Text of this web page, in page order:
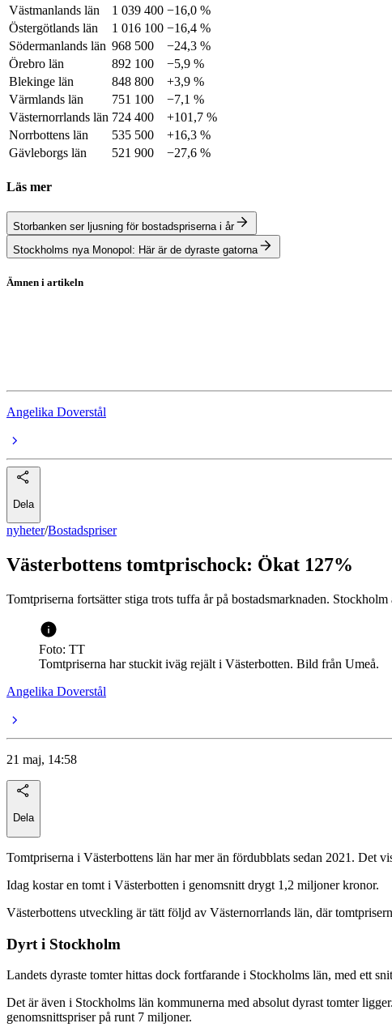
Västmanlands län
1 039 400 −16,0 %
Östergötlands län
1 016 100 −16,4 %
Södermanlands län 968 500
−24,3 %
Örebro län
892 100
−5,9 %
Blekinge län
848 800
+3,9 %
Värmlands län
751 100
−7,1 %
Västernorrlands län 724 400
+101,7 %
Norrbottens län
535 500
+16,3 %
Gävleborgs län
521 900 −27,6 %
Läs mer
Storbanken ser ljusning för bostadspriserna i år
Stockholms nya Monopol: Här är de dyraste gatorna
Ämnen i artikeln
Angelika Doverstål
Dela
nyheter/Bostadspriser
Västerbottens tomtprischock: Ökat 127%
Tomtpriserna fortsätter stiga trots tuffa år på bostadsmarknaden.
Foto: TT
Tomtpriserna har stuckit iväg rejält i Västerbotten. Bild från Umeå.
Angelika Doverstål
21 maj, 14:58
Dela
Tomtpriserna i Västerbottens län har mer än fördubblats sedan 2021. Det
Idag kostar en tomt i Västerbotten i genomsnitt drygt 1,2 miljoner kronor.
Västerbottens utveckling är tätt följd av Västernorrlands län, där
Dyrt i Stockholm
Landets dyraste tomter hittas dock fortfarande i Stockholms län, med ett
Det är även i Stockholms län kommunerna med absolut dyrast tomter
genomsnittspriser på runt 7 miljoner.